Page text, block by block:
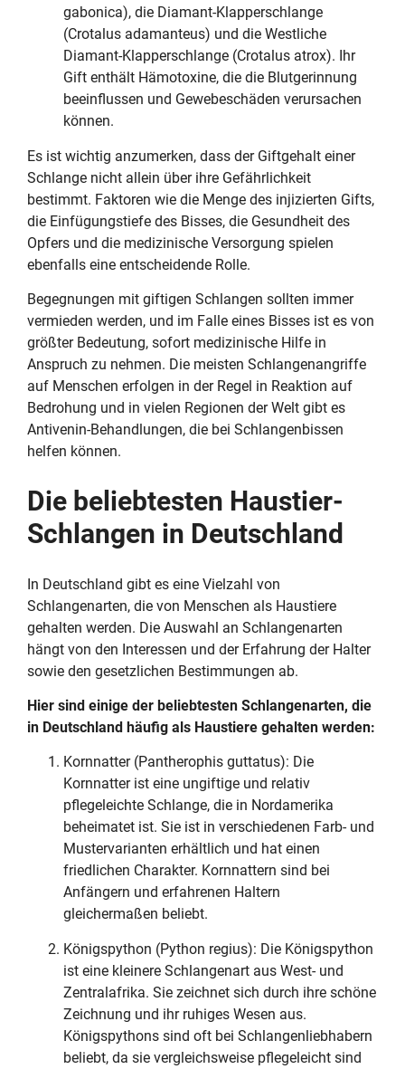
gabonica), die Diamant-Klapperschlange
(Crotalus adamanteus) und die Westliche
Diamant-Klapperschlange (Crotalus atrox). Ihr
Gift enthält Hämotoxine, die die Blutgerinnung
beeinflussen und Gewebeschäden verursachen
können.
Es ist wichtig anzumerken, dass der Giftgehalt einer
Schlange nicht allein über ihre Gefährlichkeit
bestimmt. Faktoren wie die Menge des injizierten Gifts,
die Einfügungstiefe des Bisses, die Gesundheit des
Opfers und die medizinische Versorgung spielen
ebenfalls eine entscheidende Rolle.
Begegnungen mit giftigen Schlangen sollten immer
vermieden werden, und im Falle eines Bisses ist es von
größter Bedeutung, sofort medizinische Hilfe in
Anspruch zu nehmen. Die meisten Schlangenangriffe
auf Menschen erfolgen in der Regel in Reaktion auf
Bedrohung und in vielen Regionen der Welt gibt es
Antivenin-Behandlungen, die bei Schlangenbissen
helfen können.
Die beliebtesten Haustier-
Schlangen in Deutschland
In Deutschland gibt es eine Vielzahl von
Schlangenarten, die von Menschen als Haustiere
gehalten werden. Die Auswahl an Schlangenarten
hängt von den Interessen und der Erfahrung der Halter
sowie den gesetzlichen Bestimmungen ab.
Hier sind einige der beliebtesten Schlangenarten, die
in Deutschland häufig als Haustiere gehalten werden:
Kornnatter (Pantherophis guttatus): Die
Kornnatter ist eine ungiftige und relativ
pflegeleichte Schlange, die in Nordamerika
beheimatet ist. Sie ist in verschiedenen Farb- und
Mustervarianten erhältlich und hat einen
friedlichen Charakter. Kornnattern sind bei
Anfängern und erfahrenen Haltern
gleichermaßen beliebt.
Königspython (Python regius): Die Königspython
ist eine kleinere Schlangenart aus West- und
Zentralafrika. Sie zeichnet sich durch ihre schöne
Zeichnung und ihr ruhiges Wesen aus.
Königspythons sind oft bei Schlangenliebhabern
beliebt, da sie vergleichsweise pflegeleicht sind